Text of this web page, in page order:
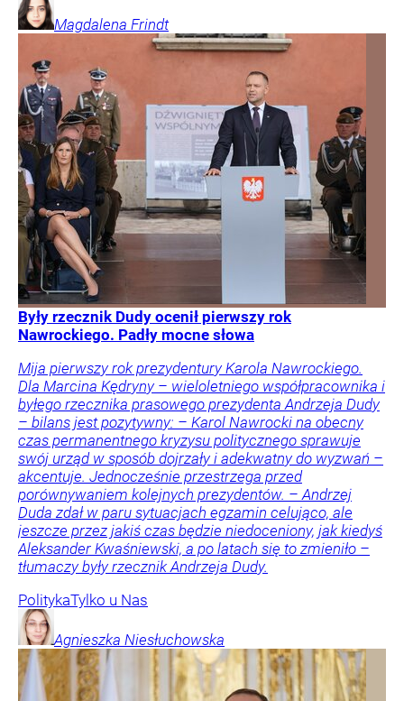
Magdalena Frindt
Były rzecznik Dudy ocenił pierwszy rok
Nawrockiego. Padły mocne słowa
Mija pierwszy rok prezydentury Karola Nawrockiego.
Dla Marcina Kędryny – wieloletniego współpracownika i
byłego rzecznika prasowego prezydenta Andrzeja Dudy
– bilans jest pozytywny: – Karol Nawrocki na obecny
czas permanentnego kryzysu politycznego sprawuje
swój urząd w sposób dojrzały i adekwatny do wyzwań –
akcentuje. Jednocześnie przestrzega przed
porównywaniem kolejnych prezydentów. – Andrzej
Duda zdał w paru sytuacjach egzamin celująco, ale
jeszcze przez jakiś czas będzie niedoceniony, jak kiedyś
Aleksander Kwaśniewski, a po latach się to zmieniło –
tłumaczy były rzecznik Andrzeja Dudy.
PolitykaTylko u Nas
Agnieszka Niesłuchowska